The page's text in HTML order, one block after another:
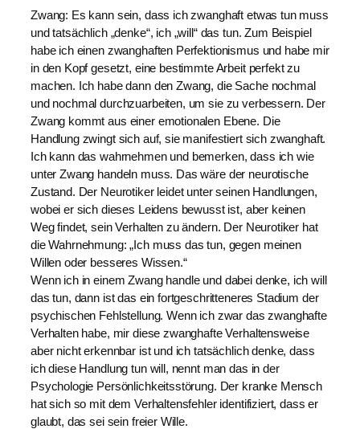
Zwang: Es kann sein, dass ich zwanghaft etwas tun muss
und tatsächlich „denke“, ich „will“ das tun. Zum Beispiel
habe ich einen zwanghaften Perfektionismus und habe mir
in den Kopf gesetzt, eine bestimmte Arbeit perfekt zu
machen. Ich habe dann den Zwang, die Sache nochmal
und nochmal durchzuarbeiten, um sie zu verbessern. Der
Zwang kommt aus einer emotionalen Ebene. Die
Handlung zwingt sich auf, sie manifestiert sich zwanghaft.
Ich kann das wahrnehmen und bemerken, dass ich wie
unter Zwang handeln muss. Das wäre der neurotische
Zustand. Der Neurotiker leidet unter seinen Handlungen,
wobei er sich dieses Leidens bewusst ist, aber keinen
Weg findet, sein Verhalten zu ändern. Der Neurotiker hat
die Wahrnehmung: „Ich muss das tun, gegen meinen
Willen oder besseres Wissen.“
Wenn ich in einem Zwang handle und dabei denke, ich will
das tun, dann ist das ein fortgeschritteneres Stadium der
psychischen Fehlstellung. Wenn ich zwar das zwanghafte
Verhalten habe, mir diese zwanghafte Verhaltensweise
aber nicht erkennbar ist und ich tatsächlich denke, dass
ich diese Handlung tun will, nennt man das in der
Psychologie Persönlichkeitsstörung. Der kranke Mensch
hat sich so mit dem Verhaltensfehler identifiziert, dass er
glaubt, das sei sein freier Wille.